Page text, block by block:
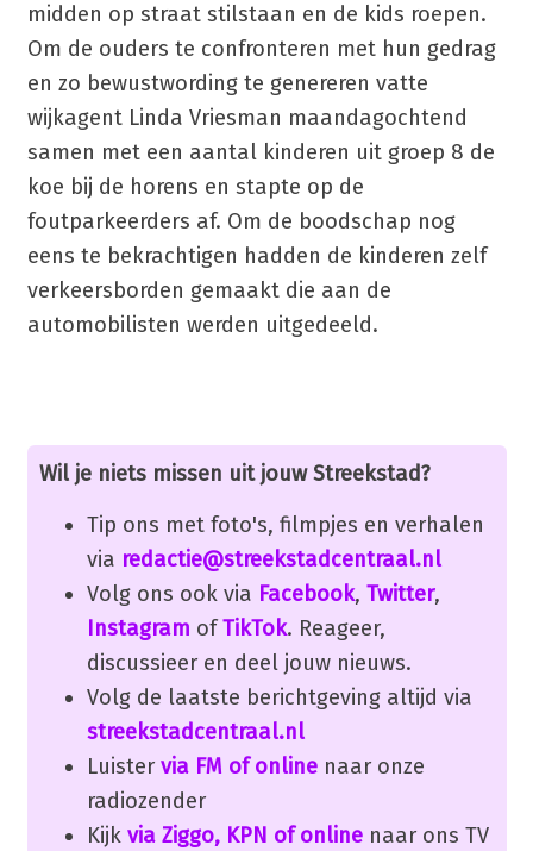
midden op straat stilstaan en de kids roepen.
Om de ouders te confronteren met hun gedrag
en zo bewustwording te genereren vatte
wijkagent Linda Vriesman maandagochtend
samen met een aantal kinderen uit groep 8 de
koe bij de horens en stapte op de
foutparkeerders af. Om de boodschap nog
eens te bekrachtigen hadden de kinderen zelf
verkeersborden gemaakt die aan de
automobilisten werden uitgedeeld.
Wil je niets missen uit jouw Streekstad?
Tip ons met foto's, filmpjes en verhalen
via redactie@streekstadcentraal.nl
Volg ons ook via Facebook, Twitter,
Instagram ofTikTok. Reageer,
discussieer en deel jouw nieuws.
Volg de laatste berichtgeving altijd via
streekstadcentraal.nl
Luister via FM of onlinenaar onze
radiozender
Kijk via Ziggo, KPN of onlinenaar ons TV